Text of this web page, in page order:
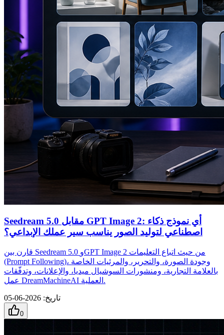
Seedream 5.0 مقابل GPT Image 2: أي نموذج ذكاء
اصطناعي لتوليد الصور يناسب سير عملك الإبداعي؟
قارن بين Seedream 5.0 وGPT Image 2 من حيث اتباع التعليمات
(Prompt Following)، وجودة الصورة، والتحرير، والمرئيات الخاصة
بالعلامة التجارية، ومنشورات السوشيال ميديا، والإعلانات، وتدفّقات
عمل DreamMachineAI العملية.
تاريخ:
2026-06-05
0